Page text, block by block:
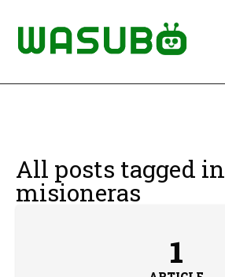
All posts tagged in
misioneras
1